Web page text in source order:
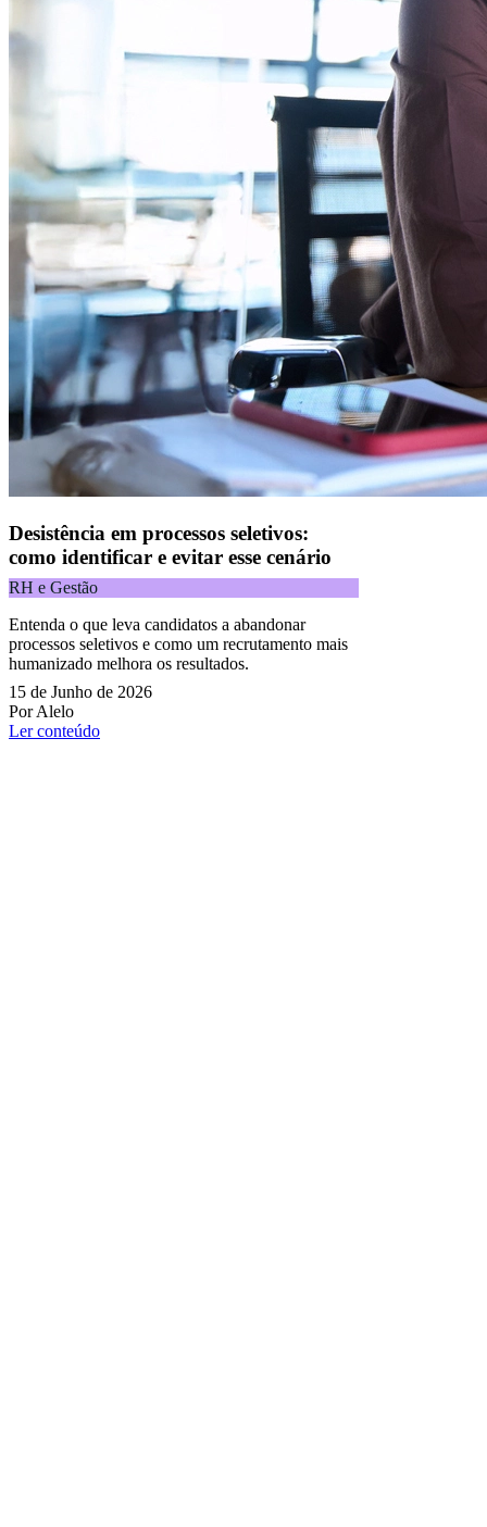
Desistência em processos seletivos:
como identificar e evitar esse cenário
RH e Gestão
Entenda o que leva candidatos a abandonar
processos seletivos e como um recrutamento mais
humanizado melhora os resultados.
15 de Junho de 2026
Por Alelo
Ler conteúdo